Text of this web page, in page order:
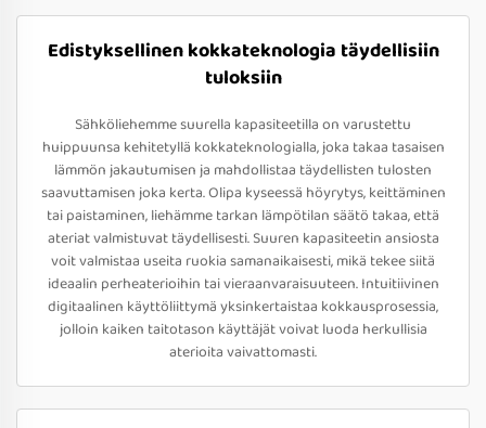
Edistyksellinen kokkateknologia täydellisiin
tuloksiin
Sähköliehemme suurella kapasiteetilla on varustettu
huippuunsa kehitetyllä kokkateknologialla, joka takaa tasaisen
lämmön jakautumisen ja mahdollistaa täydellisten tulosten
saavuttamisen joka kerta. Olipa kyseessä höyrytys, keittäminen
tai paistaminen, liehämme tarkan lämpötilan säätö takaa, että
ateriat valmistuvat täydellisesti. Suuren kapasiteetin ansiosta
voit valmistaa useita ruokia samanaikaisesti, mikä tekee siitä
ideaalin perheaterioihin tai vieraanvaraisuuteen. Intuitiivinen
digitaalinen käyttöliittymä yksinkertaistaa kokkausprosessia,
jolloin kaiken taitotason käyttäjät voivat luoda herkullisia
aterioita vaivattomasti.